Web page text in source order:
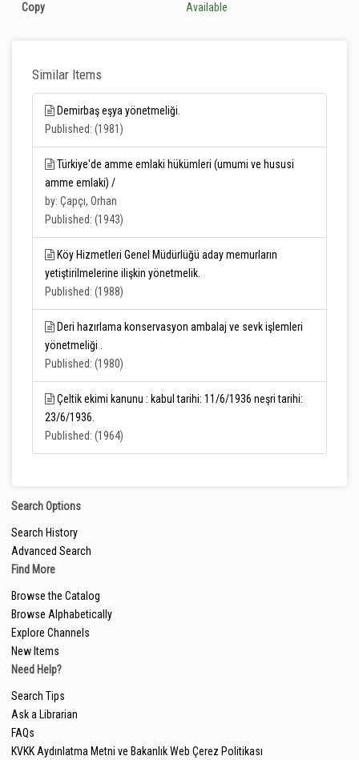
Copy Available
Similar Items
Demirbaş eşya yönetmeliği.
Published: (1981)
Türkiye'de amme emlaki hükümleri (umumi ve hususi
amme emlaki) /
by: Çapçı, Orhan
Published: (1943)
Köy Hizmetleri Genel Müdürlüğü aday memurların
yetiştirilmelerine ilişkin yönetmelik.
Published: (1988)
Deri hazırlama konservasyon ambalaj ve sevk işlemleri
yönetmeliği .
Published: (1980)
Çeltik ekimi kanunu : kabul tarihi: 11/6/1936 neşri tarihi:
23/6/1936.
Published: (1964)
Search Options
Search History
Advanced Search
Find More
Browse the Catalog
Browse Alphabetically
Explore Channels
New Items
Need Help?
Search Tips
Ask a Librarian
FAQs
KVKK Aydınlatma Metni ve Bakanlık Web Çerez Politikası